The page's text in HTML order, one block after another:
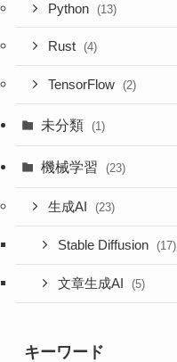
Python (13)
Rust (4)
TensorFlow (2)
未分類 (1)
機械学習 (23)
生成AI (23)
Stable Diffusion (17)
文章生成AI (5)
キーワード